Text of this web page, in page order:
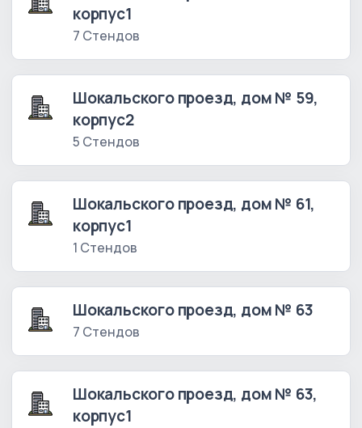
корпус1
7 Стендов
Шокальского проезд, дом № 59,
корпус2
5 Стендов
Шокальского проезд, дом № 61,
корпус1
1 Стендов
Шокальского проезд, дом № 63
7 Стендов
Шокальского проезд, дом № 63,
корпус1